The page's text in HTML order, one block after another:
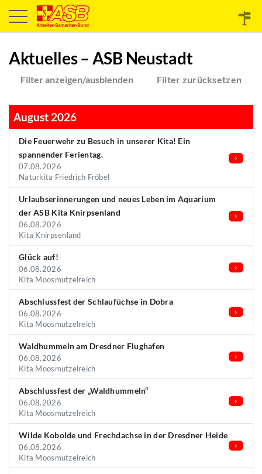
Aktuelles – ASB Neustadt
Filter anzeigen/ausblenden Filter zurücksetzen
August 2026
Die Feuerwehr zu Besuch in unserer Kita! Ein
spannender Ferientag.
07.08.2026
Naturkita Friedrich Fröbel
Urlaubserinnerungen und neues Leben im Aquarium
der ASB Kita Knirpsenland
06.08.2026
Kita Knirpsenland
Glück auf!
06.08.2026
Kita Moosmutzelreich
Abschlussfest der Schlaufüchse in Dobra
06.08.2026
Kita Moosmutzelreich
Waldhummeln am Dresdner Flughafen
06.08.2026
Kita Moosmutzelreich
Abschlussfest der „Waldhummeln“
06.08.2026
Kita Moosmutzelreich
Wilde Kobolde und Frechdachse in der Dresdner Heide
06.08.2026
Kita Moosmutzelreich